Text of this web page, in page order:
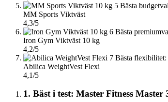
5 Bästa
MM Sports Viktväst
4,3/5
6 Bästa
Iron Gym Viktväst 10 kg
4,2/5
7 Bästa flexibilitet:
Abilica WeightVest Flexi
4,1/5
1. Bäst i test: Master Fitness Master